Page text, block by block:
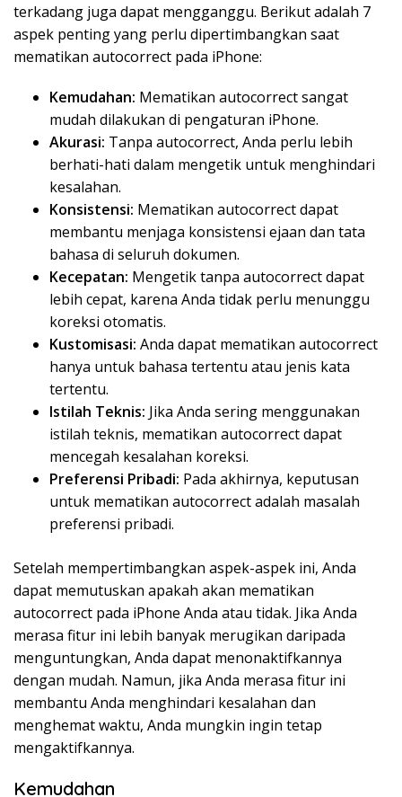
terkadang juga dapat mengganggu. Berikut adalah 7
aspek penting yang perlu dipertimbangkan saat
mematikan autocorrect pada iPhone:
Kemudahan: Mematikan autocorrect sangat
mudah dilakukan di pengaturan iPhone.
Akurasi: Tanpa autocorrect, Anda perlu lebih
berhati-hati dalam mengetik untuk menghindari
kesalahan.
Konsistensi: Mematikan autocorrect dapat
membantu menjaga konsistensi ejaan dan tata
bahasa di seluruh dokumen.
Kecepatan: Mengetik tanpa autocorrect dapat
lebih cepat, karena Anda tidak perlu menunggu
koreksi otomatis.
Kustomisasi: Anda dapat mematikan autocorrect
hanya untuk bahasa tertentu atau jenis kata
tertentu.
Istilah Teknis: Jika Anda sering menggunakan
istilah teknis, mematikan autocorrect dapat
mencegah kesalahan koreksi.
Preferensi Pribadi: Pada akhirnya, keputusan
untuk mematikan autocorrect adalah masalah
preferensi pribadi.
Setelah mempertimbangkan aspek-aspek ini, Anda
dapat memutuskan apakah akan mematikan
autocorrect pada iPhone Anda atau tidak. Jika Anda
merasa fitur ini lebih banyak merugikan daripada
menguntungkan, Anda dapat menonaktifkannya
dengan mudah. Namun, jika Anda merasa fitur ini
membantu Anda menghindari kesalahan dan
menghemat waktu, Anda mungkin ingin tetap
mengaktifkannya.
Kemudahan